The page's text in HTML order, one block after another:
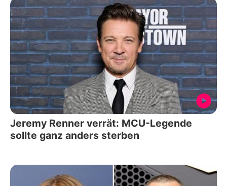
Jeremy Renner verrät: MCU-Legende
sollte ganz anders sterben